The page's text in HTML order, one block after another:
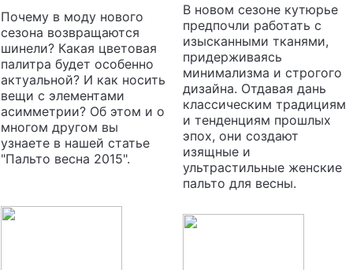
Почему в моду нового
сезона возвращаются
шинели? Какая цветовая
палитра будет особенно
актуальной? И как носить
вещи с элементами
асимметрии? Об этом и о
многом другом вы
узнаете в нашей статье
"Пальто весна 2015".
В новом сезоне кутюрье
предпочли работать с
изысканными тканями,
придерживаясь
минимализма и строгого
дизайна. Отдавая дань
классическим традициям
и тенденциям прошлых
эпох, они создают
изящные и
ультрастильные женские
пальто для весны.